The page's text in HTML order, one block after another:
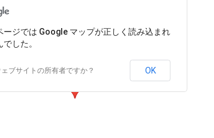
ージでは Google マップが正しく読み込まれ
でした。
ブサイトの所有者ですか？ OK